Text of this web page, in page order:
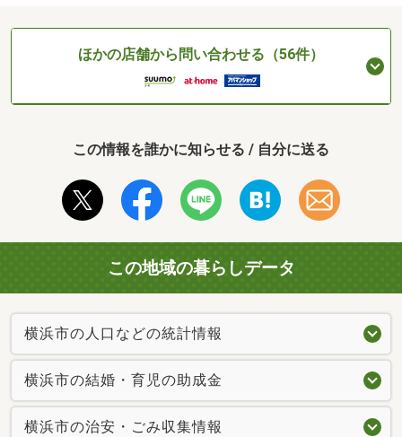
ほかの店舗から問い合わせる（56件）
この情報を誰かに知らせる / 自分に送る
この地域の暮らしデータ
横浜市の人口などの統計情報
横浜市の結婚・育児の助成金
横浜市の治安・ごみ収集情報